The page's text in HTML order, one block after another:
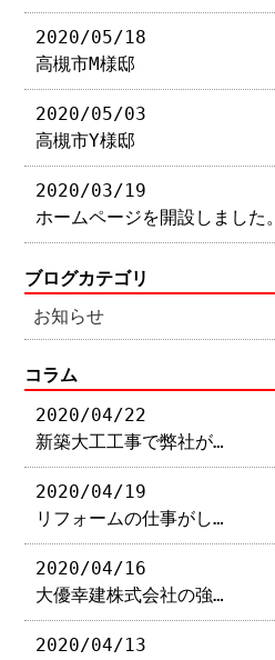
2020/05/18
高槻市M様邸
2020/05/03
高槻市Y様邸
2020/03/19
ホームページを開設しました。
ブログカテゴリ
お知らせ
コラム
2020/04/22
新築大工工事で弊社が…
2020/04/19
リフォームの仕事がし…
2020/04/16
大優幸建株式会社の強…
2020/04/13